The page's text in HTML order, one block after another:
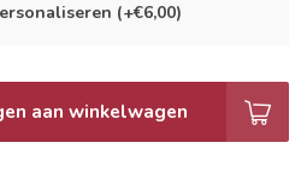
(+€6,00)
aan winkelwagen